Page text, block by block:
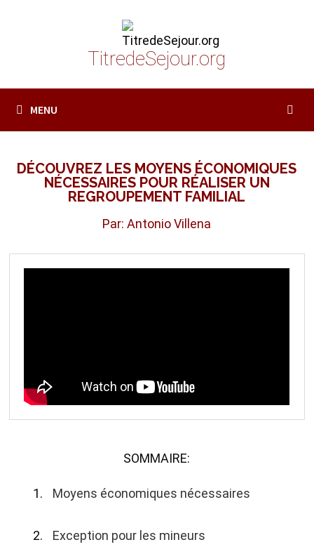
TitredeSejour.org
MENU
DÉCOUVREZ LES MOYENS ÉCONOMIQUES
NÉCESSAIRES POUR RÉALISER UN
REGROUPEMENT FAMILIAL
Par: Antonio Villena
SOMMAIRE:
Moyens économiques nécessaires
Exception pour les mineurs